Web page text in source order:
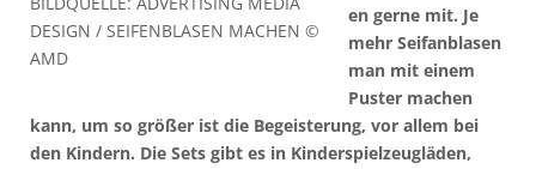
DESIGN / SEIFENBLASEN MACHEN ©
AMD
en gerne mit. Je
mehr Seifanblasen
man mit einem
Puster machen
kann, um so größer ist die Begeisterung, vor allem bei
den Kindern. Die Sets gibt es in Kinderspielzeugläden,